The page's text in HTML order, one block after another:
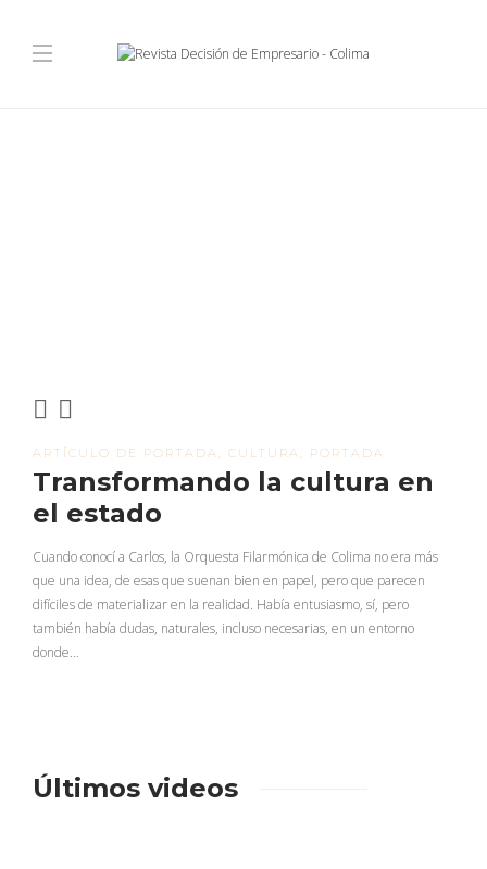
ARTÍCULO DE PORTADA CULTURA PORTADA
Transformando la cultura en
el estado
Cuando conocí a Carlos, la Orquesta Filarmónica de Colima no era más
que una idea, de esas que suenan bien en papel, pero que parecen
difíciles de materializar en la realidad. Había entusiasmo, sí, pero
también había dudas, naturales, incluso necesarias, en un entorno
donde…
Últimos videos